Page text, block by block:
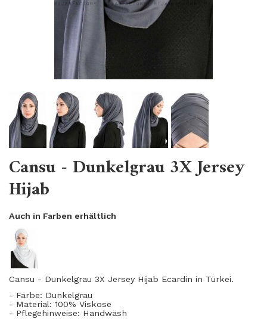
Cansu - Dunkelgrau 3X Jersey
Hijab
Auch in Farben erhältlich
Cansu - Dunkelgrau 3X Jersey Hijab Ecardin in Türkei.
- Farbe: Dunkelgrau
- Material: 100% Viskose
- Pflegehinweise: Handwäsh